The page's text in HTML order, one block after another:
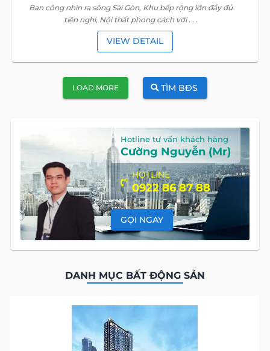
Ban công nhìn ra sông Sài Gòn, Khu bếp rộng lớn đầy đủ
tiện nghi, Nội thất phong cách với . . .
VIEW DETAIL
LOAD MORE TÌM BĐS
Hotline tư vấn khách hàng
Cường Nguyễn (Mr)
HOTLINE
0922 86 87 88
GỌI NGAY
DANH MỤC BẤT ĐỘNG SẢN